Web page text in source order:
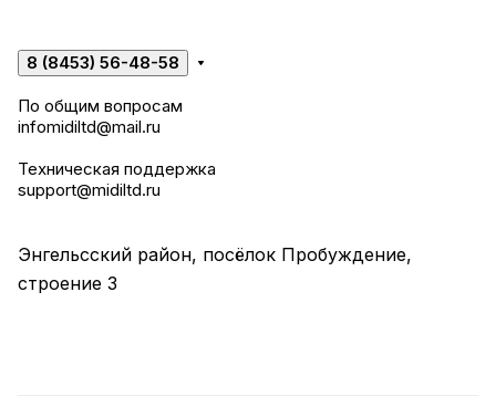
8 (8453) 56-48-58
По общим вопросам
infomidiltd@mail.ru
Техническая поддержка
support@midiltd.ru
Энгельсский район, посёлок Пробуждение,
строение 3